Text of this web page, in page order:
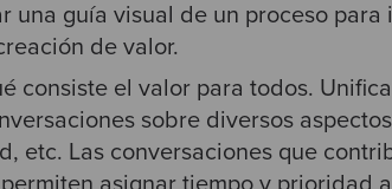
una guía visual de un proceso
de valor.
consiste el valor para todos.
sobre diversos
etc. Las conversaciones que